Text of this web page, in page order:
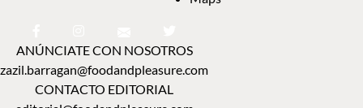
ANÚNCIATE CON NOSOTROS
zazil.barragan@foodandpleasure.com
CONTACTO EDITORIAL